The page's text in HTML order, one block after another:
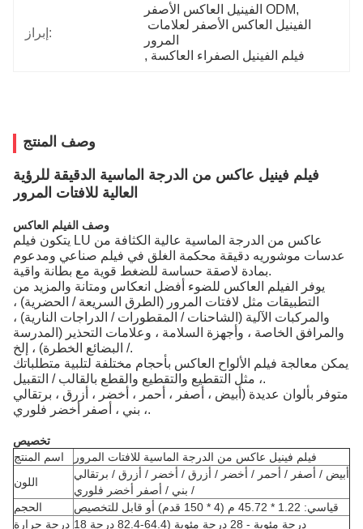
إبراز:
الفينيل العاكس الأصفر ODM,
المرور
, فيلم الفينيل الصفراء العاكسة
وصف المنتج
فيلم فينيل عاكس من الدرجة الماسية الدقيقة للرؤية
العالية للافتات المرور
وصف الفيلم العاكس
يتكون فيلم LU عاكس من الدرجة الماسية عالية الكثافة من
عدسات موشوريه دقيقة محكمة الغلق في فيلم صناعي ومدعوم
بمادة لاصقة حساسة للضغط قوية مع بطانة واقية.
يوفر الفيلم العاكس للضوء أفضل انعكاس ومتانة والمزيد من
التطبيقات مثل لافتات المرور (الطرق السريعة / الحضرية) ،
والمركبات الآلية (الشاحنات / المقطورات / الدراجات النارية) ،
والمرافق الخاصة ، وأجهزة السلامة ، وعلامات التحذير (المدرسة
/ البضائع الخطرة) ، إلخ.
يمكن معالجة فيلم الألواح العاكس بأحجام مختلفة لتلبية متطلباتك
، مثل التقطيع والتقطيع والقطع بالقالب / التقبيل.
متوفر بألوان عديدة (أبيض ، أصفر ، أحمر ، أخضر ، أزرق ، برتقالي
، بني ، أصفر أخضر فلوري.
تخصيص
اسم المنتج
فيلم فينيل عاكس من الدرجة الماسية للافتات المرور
أبيض / أصفر / أحمر / أخضر / أزرق / أخضر / أزرق / برتقالي
/ بني / أصفر أخضر فلوري
الحجم
قياسي: 1.22 * 45.72 م (4 * 150 قدم) أو قابل للتخصيص
درجة حرارة 18 درجة مئوية - 28 درجة مئوية (64.4-82.4 درجة